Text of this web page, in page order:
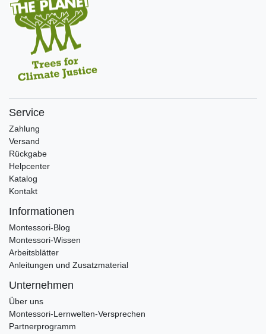
Service
Zahlung
Versand
Rückgabe
Helpcenter
Katalog
Kontakt
Informationen
Montessori-Blog
Montessori-Wissen
Arbeitsblätter
Anleitungen und Zusatzmaterial
Unternehmen
Über uns
Montessori-Lernwelten-Versprechen
Partnerprogramm